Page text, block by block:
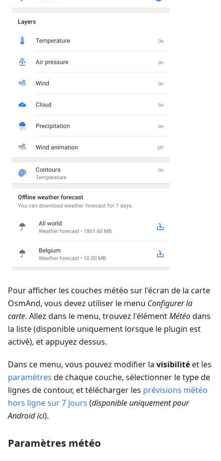
Pour afficher les couches météo sur l'écran de la carte
OsmAnd, vous devez utiliser le menu Configurer la
carte. Allez dans le menu, trouvez l'élémentMétéodans
la liste (disponible uniquement lorsque le plugin est
activé), et appuyez dessus.
Dans ce menu, vous pouvez modifier la visibilitéet les
paramètres de chaque couche, sélectionner le type de
lignes de contour, et télécharger les prévisions météo
hors ligne sur 7 jours (disponible uniquement pour
Android ici).
Paramètres météo